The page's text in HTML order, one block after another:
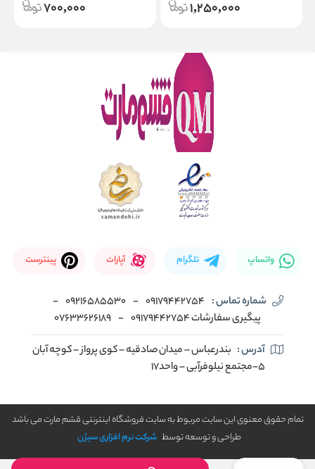
1,250,000
700,000
واتساپ تلگرام آپارات پینترست
شماره تماس : 09179442754
-
09216585530
-
پیگیری سفارشات 09179442754
-
07633626189
آدرس : بندرعباس – میدان صادقیه – کوی پرواز – کوچه آبان
5-مجتمع نیلوفرآبی – واحد17
تمام حقوق معنوی این سایت مربوط به سایت فروشگاه اینترنتی قشم مارت می باشد
طراحی و توسعه توسط شرکت نرم افزاری سیژن